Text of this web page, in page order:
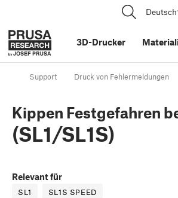
Deutsch
3D-Drucker
Support Druck von Fehlermeldungen
Kippen Festgefahren
(SL1/SL1S)
Relevant für
SL1 SL1S SPEED